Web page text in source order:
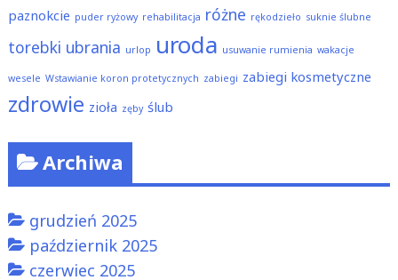
paznokcie puder ryżowy rehabilitacja różne rękodzieło suknie ślubne
torebki ubrania urlop uroda usuwanie rumienia wakacje
wesele Wstawianie koron protetycznych zabiegi zabiegi kosmetyczne
zdrowie zioła zęby ślub
Archiwa
grudzień 2025
październik 2025
czerwiec 2025